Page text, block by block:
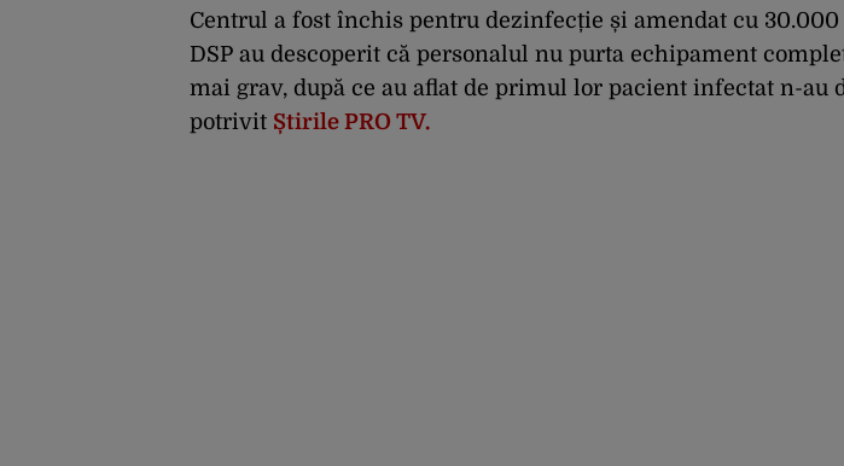
Centrul a fost închis pentru dezinfecție și amendat cu
DSP au descoperit că personalul nu purta echipament
mai grav, după ce au aflat de primul lor pacient infectat n-au
potrivit Știrile PRO TV.